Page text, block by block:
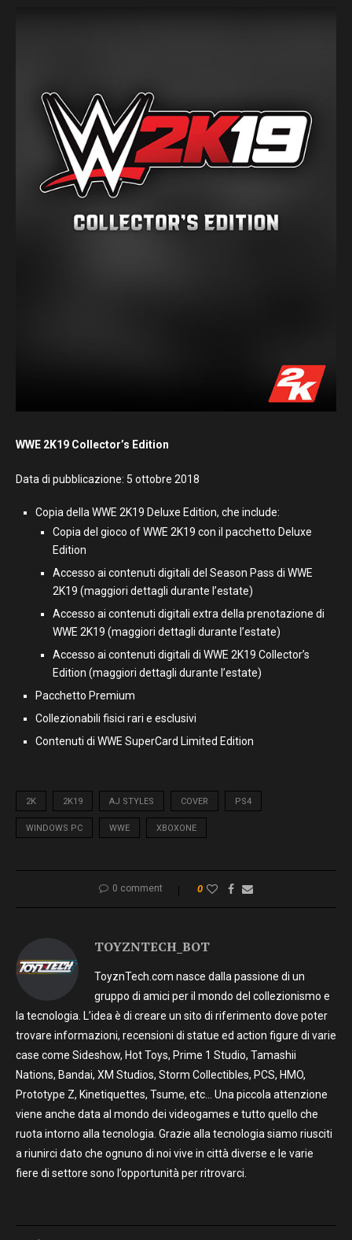
WWE 2K19 Collector’s Edition
Data di pubblicazione: 5 ottobre 2018
Copia della WWE 2K19 Deluxe Edition, che include:
Copia del gioco of WWE 2K19 con il pacchetto Deluxe
Edition
Accesso ai contenuti digitali del Season Pass di WWE
2K19 (maggiori dettagli durante l’estate)
Accesso ai contenuti digitali extra della prenotazione di
WWE 2K19 (maggiori dettagli durante l’estate)
Accesso ai contenuti digitali di WWE 2K19 Collector’s
Edition (maggiori dettagli durante l’estate)
Pacchetto Premium
Collezionabili fisici rari e esclusivi
Contenuti di WWE SuperCard Limited Edition
2K 2K19 AJ STYLES COVER PS4
WINDOWS PC WWE XBOXONE
0 comment 0
TOYZNTECH_BOT
ToyznTech.com nasce dalla passione di un
gruppo di amici per il mondo del collezionismo e
la tecnologia. L’idea è di creare un sito di riferimento dove poter
trovare informazioni, recensioni di statue ed action figure di varie
case come Sideshow, Hot Toys, Prime 1 Studio, Tamashii
Nations, Bandai, XM Studios, Storm Collectibles, PCS, HMO,
Prototype Z, Kinetiquettes, Tsume, etc… Una piccola attenzione
viene anche data al mondo dei videogames e tutto quello che
ruota intorno alla tecnologia. Grazie alla tecnologia siamo riusciti
a riunirci dato che ognuno di noi vive in città diverse e le varie
fiere di settore sono l’opportunità per ritrovarci.